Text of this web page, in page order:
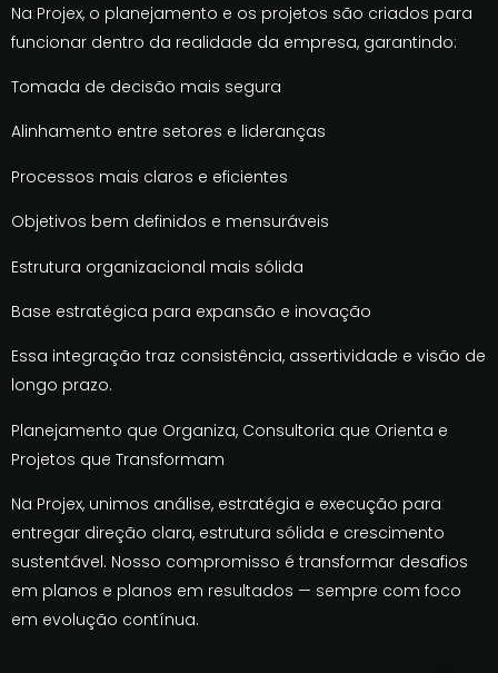
Na Projex, o planejamento e os projetos são criados para
funcionar dentro da realidade da empresa, garantindo:
Tomada de decisão mais segura
Alinhamento entre setores e lideranças
Processos mais claros e eficientes
Objetivos bem definidos e mensuráveis
Estrutura organizacional mais sólida
Base estratégica para expansão e inovação
Essa integração traz consistência, assertividade e visão de
longo prazo.
Planejamento que Organiza, Consultoria que Orienta e
Projetos que Transformam
Na Projex, unimos análise, estratégia e execução para
entregar direção clara, estrutura sólida e crescimento
sustentável. Nosso compromisso é transformar desafios
em planos e planos em resultados — sempre com foco
em evolução contínua.